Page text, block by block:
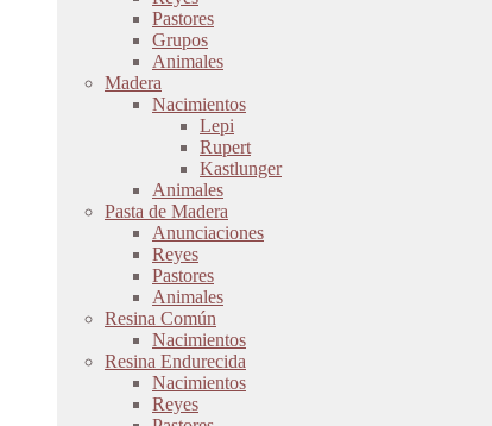
Pastores
Grupos
Animales
Madera
Nacimientos
Lepi
Rupert
Kastlunger
Animales
Pasta de Madera
Anunciaciones
Reyes
Pastores
Animales
Resina Común
Nacimientos
Resina Endurecida
Nacimientos
Reyes